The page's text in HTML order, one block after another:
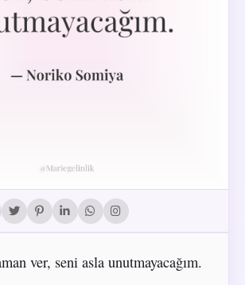
ver, seni asla unutmayacağım.